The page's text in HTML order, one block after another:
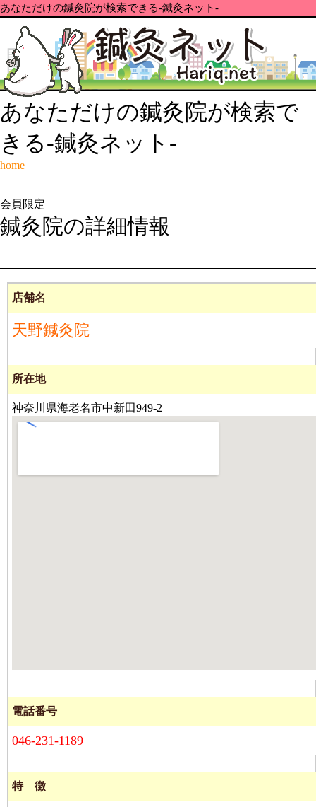
あなただけの鍼灸院が検索できる-鍼灸ネット-
あなただけの鍼灸院が検索で
きる-鍼灸ネット-
home
会員限定
鍼灸院の詳細情報
店舗名
天野鍼灸院
所在地
神奈川県海老名市中新田949-2
電話番号
046-231-1189
特 徴